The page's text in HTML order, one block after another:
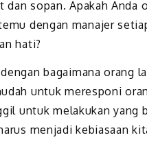
sopan. Apakah
dengan manajer
hati?
bagaimana orang
untuk meresponi
untuk melakukan yang
menjadi kebiasaan